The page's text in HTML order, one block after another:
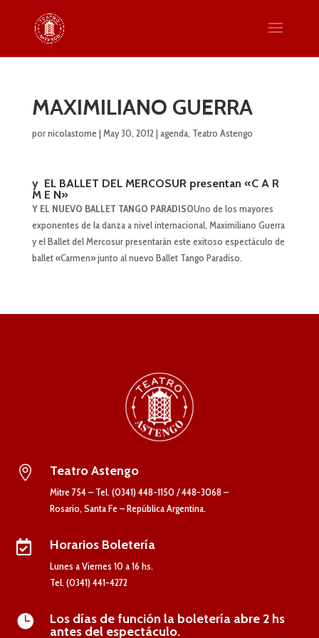
MAXIMILIANO GUERRA
pornicolastome | May 30, 2012 | agenda, Teatro Astengo
y EL BALLET DEL MERCOSUR presentan «C A R
M E N»
Y EL NUEVO BALLET TANGO PARADISOUno de los mayores
exponentes de la danza a nivel internacional, Maximiliano Guerra
y el Ballet del Mercosur presentarán este exitoso espectáculo de
ballet «Carmen» junto al nuevo Ballet Tango Paradiso.
 Teatro Astengo
Mitre 754 – Tel. (0341) 448-1150 / 448-3068 –
Rosario, Santa Fe – República Argentina.
 Horarios Boletería
Lunes a Viernes 10 a 16 hs.
Tel. (0341) 441-4272

Los días de función la boletería abre 2 hs
antes del espectáculo.